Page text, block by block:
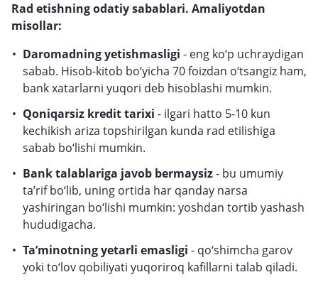
Rad etishning odatiy sabablari. Amaliyotdan
misollar:
Daromadning yetishmasligi - eng ko‘p uchraydigan
sabab. Hisob-kitob bo‘yicha 70 foizdan o‘tsangiz ham,
bank xatarlarni yuqori deb hisoblashi mumkin.
Qoniqarsiz kredit tarixi - ilgari hatto 5-10 kun
kechikish ariza topshirilgan kunda rad etilishiga
sabab bo‘lishi mumkin.
Bank talablariga javob bermaysiz- bu umumiy
ta’rif bo‘lib, uning ortida har qanday narsa
yashiringan bo‘lishi mumkin: yoshdan tortib yashash
hududigacha.
Ta’minotning yetarli emasligi - qo‘shimcha garov
yoki to‘lov qobiliyati yuqoriroq kafillarni talab qiladi.